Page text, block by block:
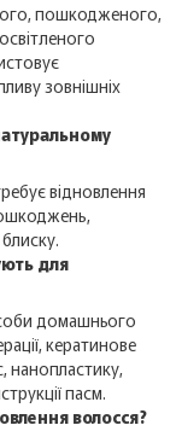
пошкодженого,
зовнішніх
відновлення
для
домашнього
кератинове
нанопластику,
пасм.
волосся?